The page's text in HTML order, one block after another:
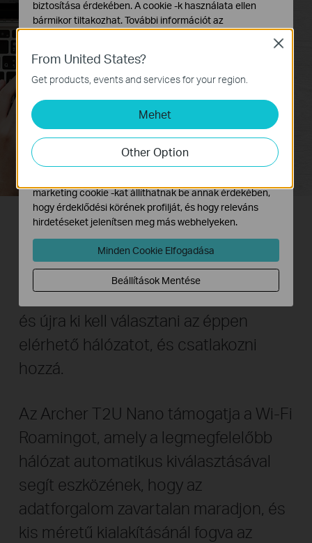
Wi-Fi Roaming - Ideális Választás
Az egyre növekvő számú, nyilvános
Wi-Fi hálózatok ismert hátránya – újra
és újra ki kell választani az éppen
elérhető hálózatot, és csatlakozni
hozzá.
Az Archer T2U Nano támogatja a Wi-Fi
Roamingot, amely a legmegfelelőbb
hálózat automatikus kiválasztásával
segít eszközének, hogy az
adatforgalom zavartalan maradjon, és
kis méretű kialakításánál fogva az
From United States?
Get products, events and services for your region.
Mehet
Other Option
Close
biztosítása érdekében. A cookie -k használata ellen
bármikor tiltakozhat. További információt az
Alap Cookie-k
Ezek a cookie -k a webhely működéséhez szükségesek,
és nem tilthatók le a rendszereiben.
Marketing és Elemző Cookie-k
Az elemző cookie -k lehetővé teszik számunkra, hogy
elemezzük weboldalunkon végzett tevékenységeit, hogy
javítsuk és módosítsuk webhelyünk működését.
marketing cookie -kat állíthatnak be annak érdekében,
hogy érdeklődési körének profilját, és hogy releváns
hirdetéseket jelenítsen meg más webhelyeken.
Minden Cookie Elfogadása
Beállítások Mentése